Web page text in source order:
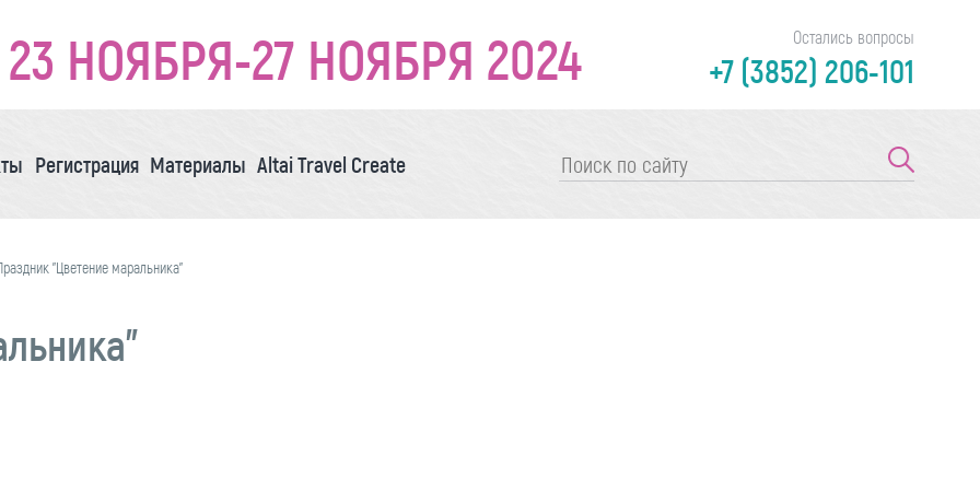
НОЯБРЯ-27 НОЯБРЯ 2024 Остались вопросы
+7 (3852) 206-101
Регистрация Материалы Altai Travel Create
"Цветение маральника"